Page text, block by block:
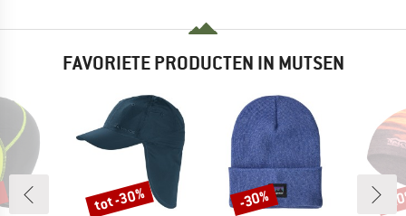
FAVORIETE PRODUCTEN IN MUTSEN
Korting
tot -30% Korting
-30% -